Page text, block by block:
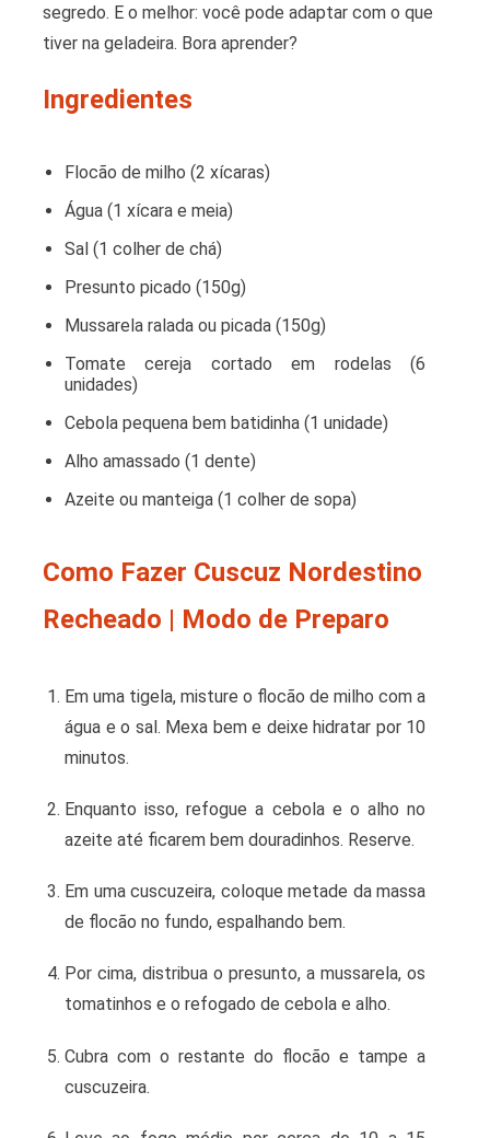
segredo. E o melhor: você pode adaptar com o que
tiver na geladeira. Bora aprender?
Ingredientes
Flocão de milho (2 xícaras)
Água (1 xícara e meia)
Sal (1 colher de chá)
Presunto picado (150g)
Mussarela ralada ou picada (150g)
Tomate cereja cortado em rodelas (6
unidades)
Cebola pequena bem batidinha (1 unidade)
Alho amassado (1 dente)
Azeite ou manteiga (1 colher de sopa)
Como Fazer Cuscuz Nordestino
Recheado | Modo de Preparo
Em uma tigela, misture o flocão de milho com a
água e o sal. Mexa bem e deixe hidratar por 10
minutos.
Enquanto isso, refogue a cebola e o alho no
azeite até ficarem bem douradinhos. Reserve.
Em uma cuscuzeira, coloque metade da massa
de flocão no fundo, espalhando bem.
Por cima, distribua o presunto, a mussarela, os
tomatinhos e o refogado de cebola e alho.
Cubra com o restante do flocão e tampe a
cuscuzeira.